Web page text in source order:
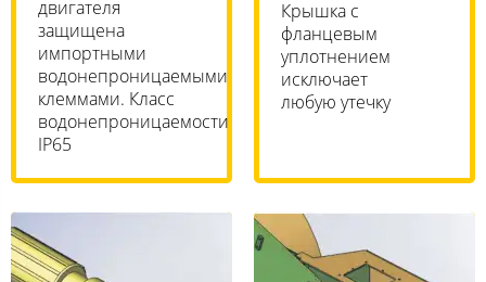
двигателя
защищена
импортными
водонепроницаемыми
клеммами. Класс
водонепроницаемости
IP65
Крышка с
фланцевым
уплотнением
исключает
любую утечку